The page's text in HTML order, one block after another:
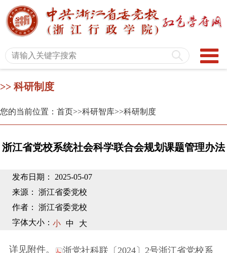
>> 科研制度
您的当前位置：首页>>科研智库>>科研制度
浙江省党校系统社会科学联合会规划课题管理办法
发布日期： 2025-05-07
来源： 浙江省委党校
作者： 浙江省委党校
字体大小： 小 中 大
详见附件。
浙党社科联〔2024〕2号浙江省党校系